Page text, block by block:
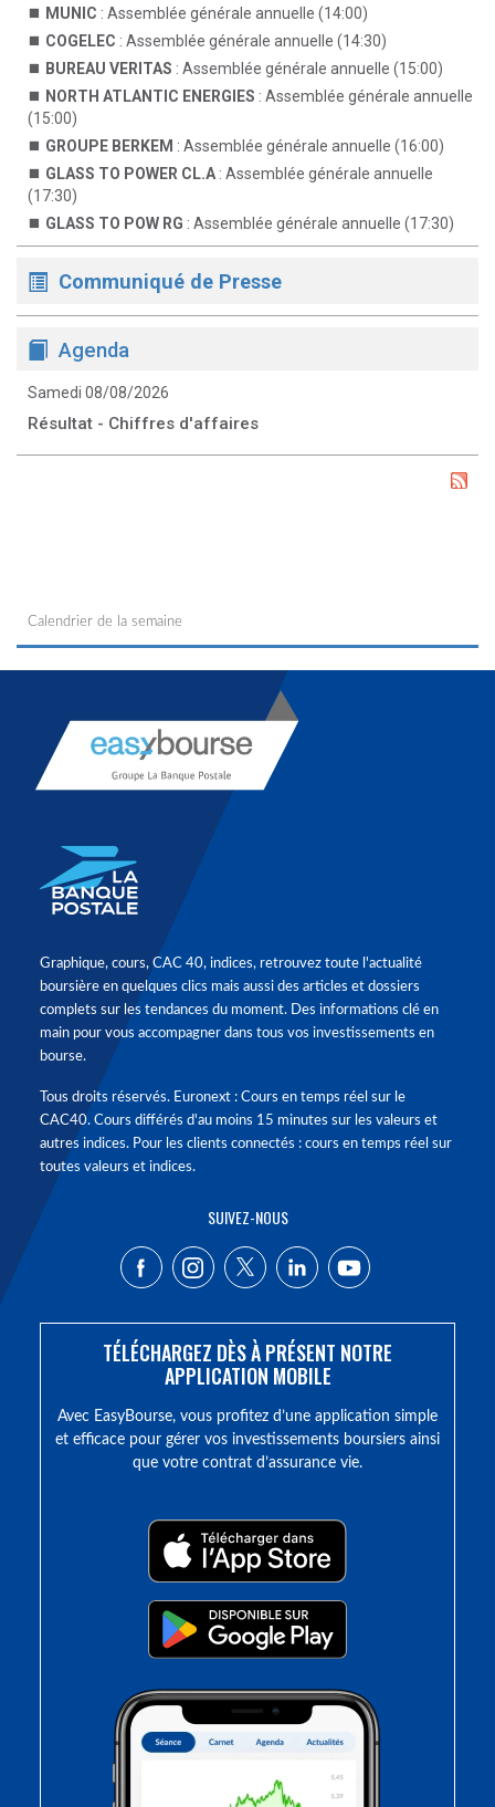
MUNIC : Assemblée générale annuelle (14:00)
COGELEC : Assemblée générale annuelle (14:30)
BUREAU VERITAS : Assemblée générale annuelle (15:00)
NORTH ATLANTIC ENERGIES : Assemblée générale annuelle
(15:00)
GROUPE BERKEM : Assemblée générale annuelle (16:00)
GLASS TO POWER CL.A : Assemblée générale annuelle
(17:30)
GLASS TO POW RG : Assemblée générale annuelle (17:30)
Communiqué de Presse
Agenda
Samedi 08/08/2026
Résultat - Chiffres d'affaires
Calendrier de la semaine
Graphique, cours, CAC 40, indices, retrouvez toute l'actualité
boursière en quelques clics mais aussi des articles et dossiers
complets sur les tendances du moment. Des informations clé en
main pour vous accompagner dans tous vos investissements en
bourse.
Tous droits réservés. Euronext : Cours en temps réel sur le
CAC40. Cours différés d'au moins 15 minutes sur les valeurs et
autres indices. Pour les clients connectés : cours en temps réel sur
toutes valeurs et indices.
SUIVEZ-NOUS
TÉLÉCHARGEZ DÈS À PRÉSENT NOTRE
APPLICATION MOBILE
Avec EasyBourse, vous profitez d’une application simple
et efficace pour gérer vos investissements boursiers ainsi
que votre contrat d’assurance vie.